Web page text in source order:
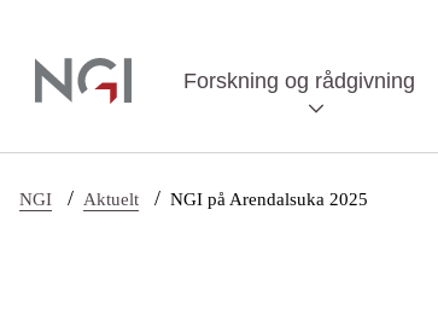
Forskning og rådgivning
NGI / Aktuelt / NGI på Arendalsuka 2025